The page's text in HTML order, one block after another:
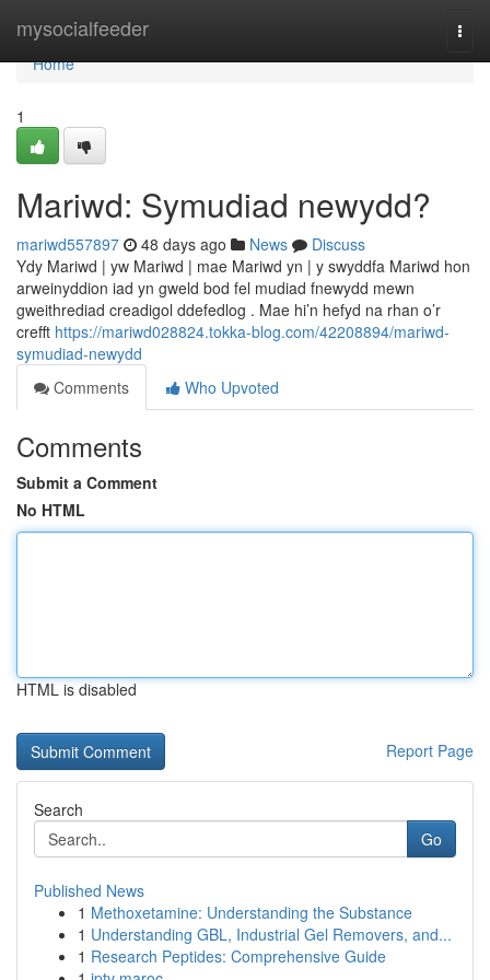
mysocialfeeder
Home
Home
1
Mariwd: Symudiad newydd?
mariwd557897 48 days ago News
Discuss
Ydy Mariwd | yw Mariwd | mae Mariwd yn | y swyddfa Mariwd hon
arweinyddion iad yn gweld bod fel mudiad fnewydd mewn
gweithrediad creadigol ddefedlog . Mae hi’n hefyd na rhan o’r
crefft https://mariwd028824.tokka-blog.com/42208894/mariwd-
symudiad-newydd
Comments
Who Upvoted
Comments
Submit a Comment
No HTML
HTML is disabled
Report Page
Search
Go
Published News
1 Methoxetamine: Understanding the Substance
1 Understanding GBL, Industrial Gel Removers, and...
1 Research Peptides: Comprehensive Guide